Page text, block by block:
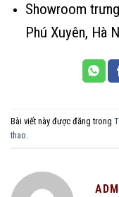
Showroom
Phú Xuyên, Hà
Bài viết này được đăng trong
thao